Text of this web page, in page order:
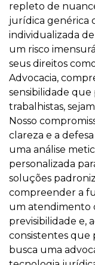
repleto de
jurídica genérica
individualizada
um risco
seus direitos
Advocacia,
sensibilidade que
trabalhistas,
Nosso
clareza e a
uma análise
personalizada
soluções
compreender a
um atendimento
previsibilidade e,
consistentes que
busca uma